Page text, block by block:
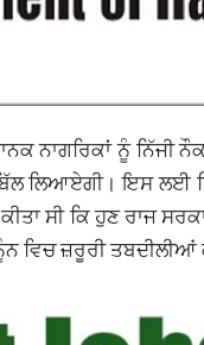
ਨਾਗਰਿਕਾਂ ਨੂੰ ਨਿੱਜੀ
ਲਿਆਏਗੀ। ਇਸ ਲਈ
ਸੀ ਕਿ ਹੁਣ ਰਾਜ
ਵਿਚ ਜ਼ਰੂਰੀ ਤਬਦੀਲੀਆਂ